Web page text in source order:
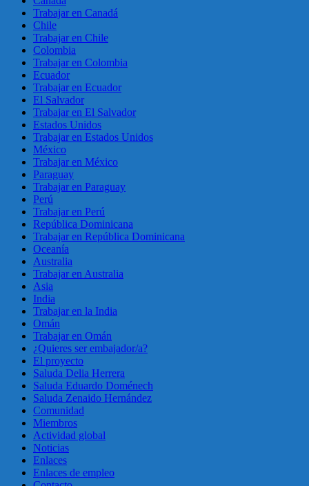
Trabajar en Canadá
Chile
Trabajar en Chile
Colombia
Trabajar en Colombia
Ecuador
Trabajar en Ecuador
El Salvador
Trabajar en El Salvador
Estados Unidos
Trabajar en Estados Unidos
México
Trabajar en México
Paraguay
Trabajar en Paraguay
Perú
Trabajar en Perú
República Dominicana
Trabajar en República Dominicana
Oceanía
Australia
Trabajar en Australia
Asia
India
Trabajar en la India
Omán
Trabajar en Omán
¿Quieres ser embajador/a?
El proyecto
Saluda Delia Herrera
Saluda Eduardo Doménech
Saluda Zenaido Hernández
Comunidad
Miembros
Actividad global
Noticias
Enlaces
Enlaces de empleo